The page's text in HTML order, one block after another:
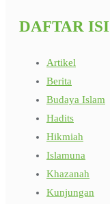
DAFTAR ISI
Artikel
Berita
Budaya Islam
Hadits
Hikmiah
Islamuna
Khazanah
Kunjungan